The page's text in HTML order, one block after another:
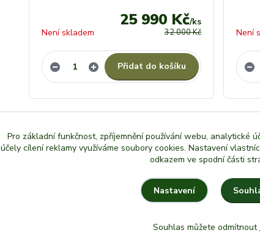
32 000 Kč
25 990 Kč/ks
Není skladem
Přidat do košíku
Není
Pro základní funkčnost, zpříjemnění používání webu, analytické
účely cílení reklamy využíváme soubory cookies. Nastavení
odkazem ve spodní části
Nastavení
Souhlas můžete odmítnout